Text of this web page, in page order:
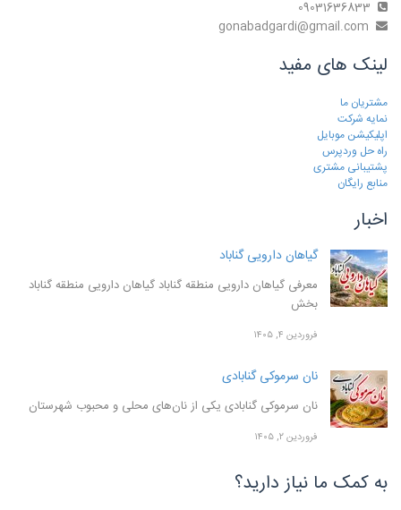
لینک های مفید
مشتریان ما
نمایه شرکت
اپلیکیشن موبایل
راه حل وردپرس
پشتیبانی مشتری
منابع رایگان
اخبار
گیاهان دارویی گناباد
معرفی گیاهان دارویی منطقه گناباد گیاهان دارویی منطقه گناباد
بخش
فروردین ۴, ۱۴۰۵
نان سرموکی گنابادی
نان سرموکی گنابادی یکی از نان‌های محلی و محبوب شهرستان
فروردین ۲, ۱۴۰۵
به کمک ما نیاز دارید؟